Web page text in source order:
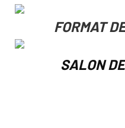
FORMAT
SALON